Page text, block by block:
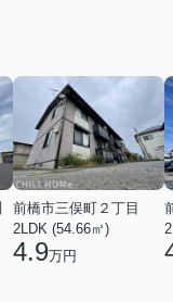
前橋市三俣町２丁目
2LDK (54.66㎡)
4.9万円